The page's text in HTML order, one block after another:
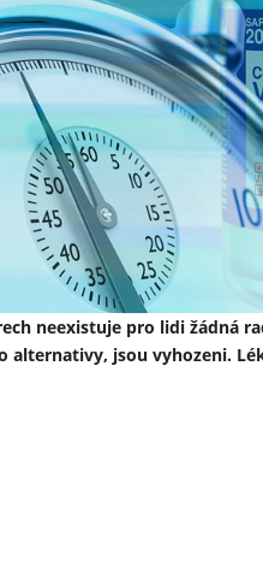
neexistuje pro lidi žádná
alternativy, jsou vyhozeni.